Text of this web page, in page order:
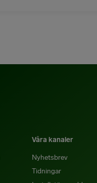
Våra kanaler
Nyhetsbrev
Tidningar